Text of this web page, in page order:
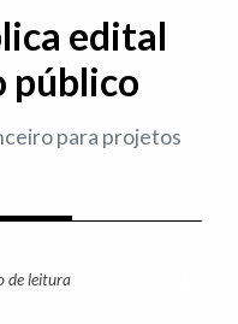
edital
público
para projetos
de leitura